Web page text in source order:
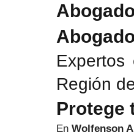
Región
Protege
EnWolfenson